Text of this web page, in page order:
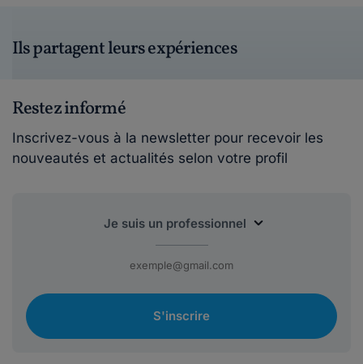
Ils partagent leurs expériences
Restez informé
Inscrivez-vous à la newsletter pour recevoir les
nouveautés et actualités selon votre profil
S'inscrire